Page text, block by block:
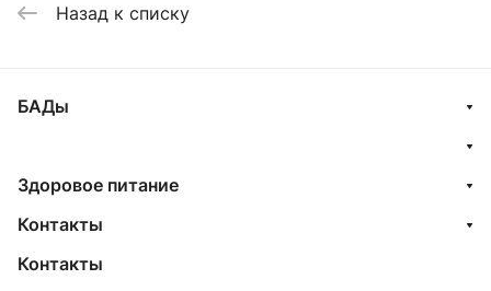
Назад к списку
БАДы
Здоровое питание
Контакты
Контакты